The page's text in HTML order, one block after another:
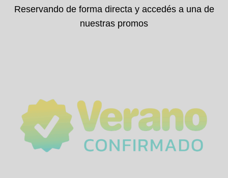
Reservando de forma directa y accedés a una de
nuestras promos